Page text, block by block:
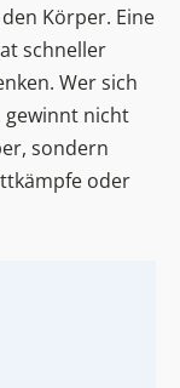
Körper. Eine
schneller
Wer sich
gewinnt nicht
sondern
oder